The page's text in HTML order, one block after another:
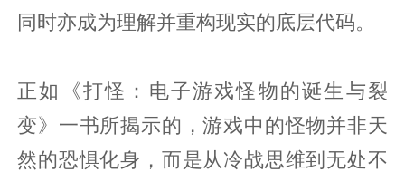
同时亦成为理解并重构现实的底层代码。
正如《打怪：电子游戏怪物的诞生与裂
变》一书所揭示的，游戏中的怪物并非天
然的恐惧化身，而是从冷战思维到无处不